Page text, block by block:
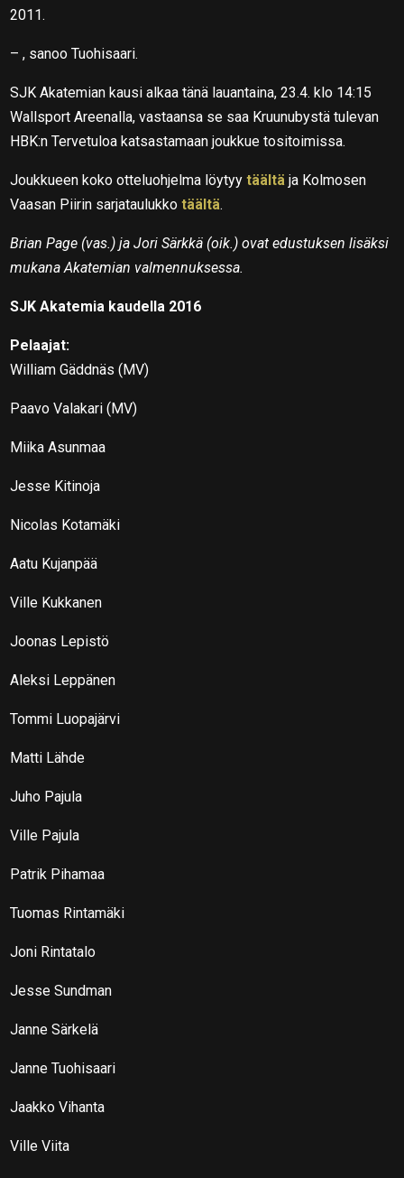
2011.
– , sanoo Tuohisaari.
SJK Akatemian kausi alkaa tänä lauantaina, 23.4. klo 14:15
Wallsport Areenalla, vastaansa se saa Kruunubystä tulevan
HBK:n Tervetuloa katsastamaan joukkue tositoimissa.
Joukkueen koko otteluohjelma löytyytäältä ja Kolmosen
Vaasan Piirin sarjataulukkotäältä.
Brian Page (vas.) ja Jori Särkkä (oik.) ovat edustuksen lisäksi
mukana Akatemian valmennuksessa.
SJK Akatemia kaudella 2016
Pelaajat:
William Gäddnäs (MV)
Paavo Valakari (MV)
Miika Asunmaa
Jesse Kitinoja
Nicolas Kotamäki
Aatu Kujanpää
Ville Kukkanen
Joonas Lepistö
Aleksi Leppänen
Tommi Luopajärvi
Matti Lähde
Juho Pajula
Ville Pajula
Patrik Pihamaa
Tuomas Rintamäki
Joni Rintatalo
Jesse Sundman
Janne Särkelä
Janne Tuohisaari
Jaakko Vihanta
Ville Viita